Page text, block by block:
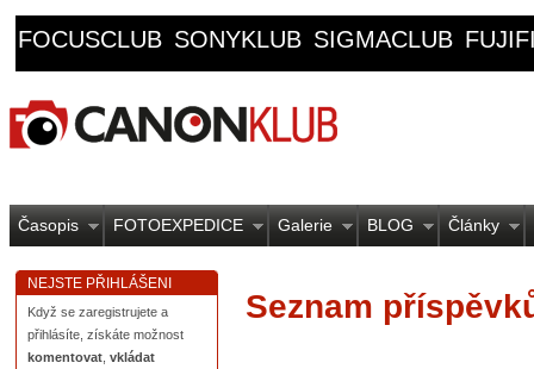
FOCUSCLUB SONYKLUB SIGMACLUB
Časopis FOTOEXPEDICE Galerie BLOG Články
NEJSTE PŘIHLÁŠENI
Když se zaregistrujete a
přihlásíte, získáte možnost
komentovat vkládat
Seznam